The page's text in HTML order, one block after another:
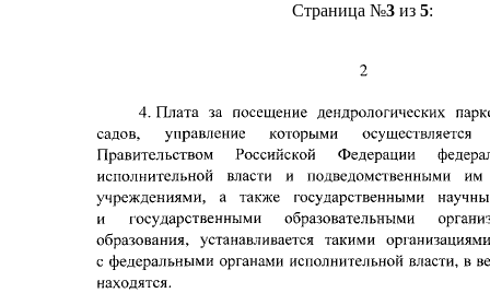
Страница №3из 5: